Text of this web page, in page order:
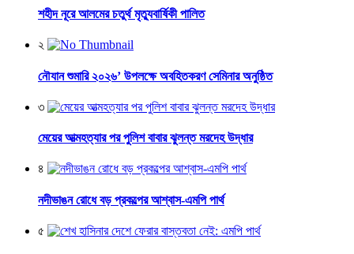
শহীদ নূরে আলমের চতুর্থ মৃত্যুবার্ষিকী পালিত
২
নৌযান শুমারি ২০২৬’ উপলক্ষে অবহিতকরণ সেমিনার অনুষ্ঠিত
৩
মেয়ের আত্মহত্যার পর পুলিশ বাবার ঝুলন্ত মরদেহ উদ্ধার
৪
নদীভাঙন রোধে বড় প্রকল্পের আশ্বাস-এমপি পার্থ
৫